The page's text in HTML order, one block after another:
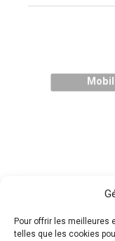
Pour offrir les meilleures
telles que les cookies